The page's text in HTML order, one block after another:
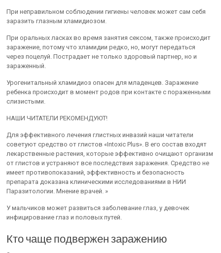
При неправильном соблюдении гигиены человек может сам себя
заразить глазным хламидиозом.
При оральных ласках во время занятия сексом, также происходит
заражение, потому что хламидии редко, но, могут передаться
через поцелуй. Пострадает не только здоровый партнер, но и
зараженный.
Урогенитальный хламидиоз опасен для младенцев. Заражение
ребенка происходит в момент родов при контакте с пораженными
слизистыми.
НАШИ ЧИТАТЕЛИ РЕКОМЕНДУЮТ!
Для эффективного лечения глистных инвазий наши читатели
советуют средство от глистов «Intoxic Plus». В его состав входят
лекарственные растения, которые эффективно очищают организм
от глистов и устраняют все последствия заражения. Средство не
имеет противопоказаний, эффективность и безопасность
препарата доказана клиническими исследованиями в НИИ
Паразитологии. Мнение врачей. »
У мальчиков может развиться заболевание глаз, у девочек
инфицирование глаз и половых путей.
Кто чаще подвержен заражению